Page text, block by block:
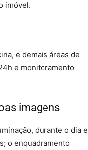
imóvel.
e demais áreas de
e monitoramento
imagens
durante o dia e
o enquadramento